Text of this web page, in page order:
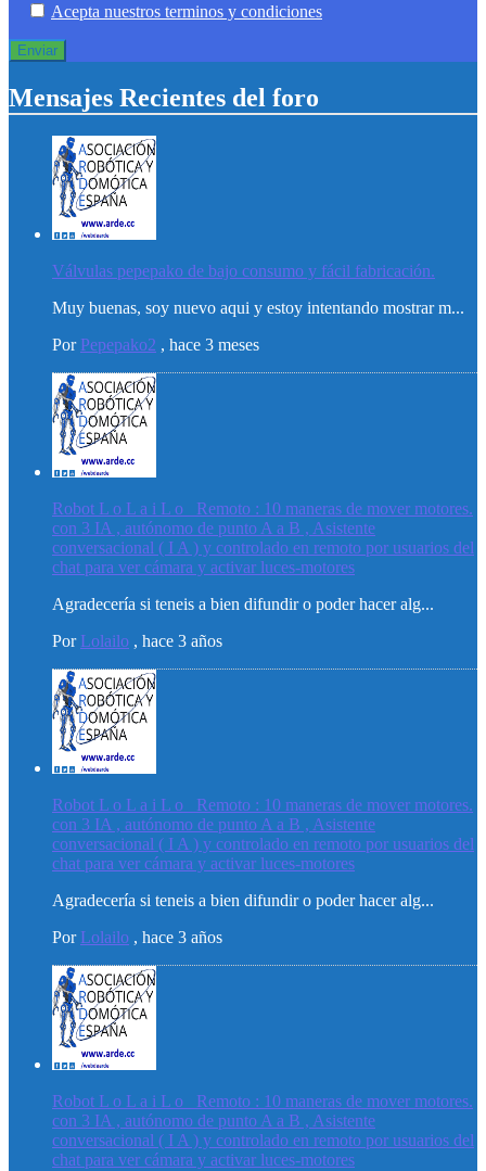
Acepta nuestros terminos y condiciones
Mensajes Recientes del foro
Válvulas pepepako de bajo consumo y fácil fabricación.
Muy buenas, soy nuevo aqui y estoy intentando mostrar m...
Por Pepepako2 , hace 3 meses
Robot L o L a i L o _Remoto : 10 maneras de mover motores.
con 3 IA , autónomo de punto A a B , Asistente
conversacional ( I A ) y controlado en remoto por usuarios del
chat para ver cámara y activar luces-motores
Agradecería si teneis a bien difundir o poder hacer alg...
Por Lolailo , hace 3 años
Robot L o L a i L o _Remoto : 10 maneras de mover motores.
con 3 IA , autónomo de punto A a B , Asistente
conversacional ( I A ) y controlado en remoto por usuarios del
chat para ver cámara y activar luces-motores
Agradecería si teneis a bien difundir o poder hacer alg...
Por Lolailo , hace 3 años
Robot L o L a i L o _Remoto : 10 maneras de mover motores.
con 3 IA , autónomo de punto A a B , Asistente
conversacional ( I A ) y controlado en remoto por usuarios del
chat para ver cámara y activar luces-motores